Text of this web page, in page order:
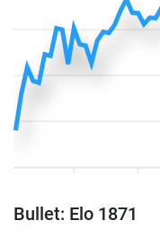
Bullet: Elo 1871